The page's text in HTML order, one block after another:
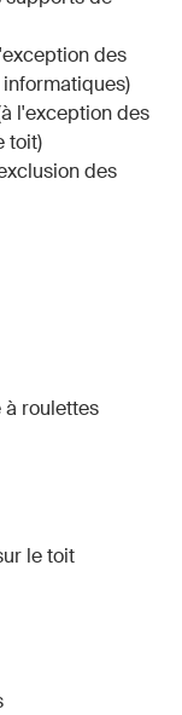
des
l'exception des
toit)
des
roulettes
le toit